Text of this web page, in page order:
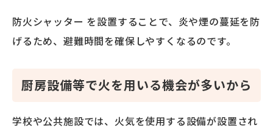
防火シャッター を設置することで、炎や煙の蔓延を防
げるため、避難時間を確保しやすくなるのです。
厨房設備等で火を用いる機会が多いから
学校や公共施設では、火気を使用する設備が設置され